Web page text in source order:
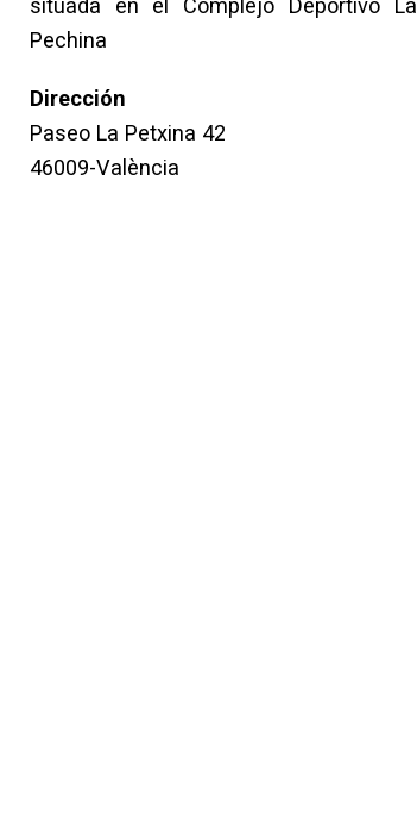
situada en el Complejo Deportivo La
Pechina
Dirección
Paseo La Petxina 42
46009-València